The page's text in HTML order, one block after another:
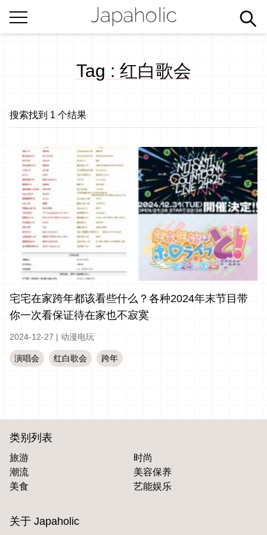
Tag : 红白歌会
搜索找到 1 个结果
宅宅在家跨年都该看些什么？各种2024年末节目带
你一次看保证待在家也不寂寞
2024-12-27 | 动漫电玩
演唱会 红白歌会 跨年
类别列表
旅游
时尚
潮流
美容保养
美食
艺能娱乐
关于 Japaholic